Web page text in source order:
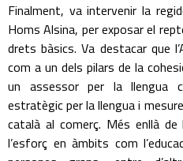
Finalment, va intervenir la
Homs Alsina, per exposar el
drets bàsics. Va destacar que
com a un dels pilars de la
un assessor per la llengua
estratègic per la llengua i
català al comerç. Més enllà
l’esforç en àmbits com